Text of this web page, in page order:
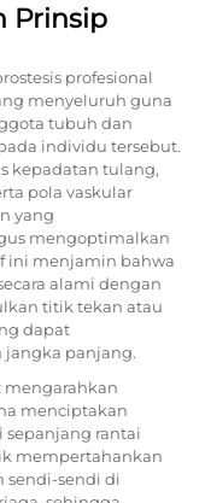
Prinsip
profesional
menyeluruh guna
tubuh dan
individu tersebut.
kepadatan tulang,
pola vaskular
yang
mengoptimalkan
ini menjamin bahwa
alami dengan
titik tekan atau
dapat
jangka panjang.
mengarahkan
menciptakan
rantai
mempertahankan
sendi-sendi di